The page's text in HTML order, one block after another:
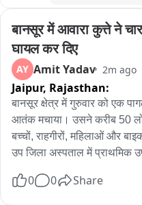
बानसूर में आवारा कुत्ते ने
घायल कर दिए
AY Amit Yadav 2m ago
Jaipur, Rajasthan:
बानसूर क्षेत्र में गुरुवार को एक
आतंक मचाया। उसने करीब 50
बच्चों, राहगीरों, महिलाओं और
उप जिला अस्पताल में प्राथमिक
स्थानीय residents ने शिकायत
0 0 Share